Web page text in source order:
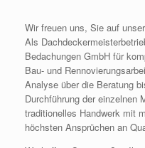
Wir freuen uns, Sie auf
Als
Bedachungen GmbH für
Bau- und
Analyse über die Beratung
Durchführung der einzelnen
traditionelles Handwerk mit
höchsten Ansprüchen an